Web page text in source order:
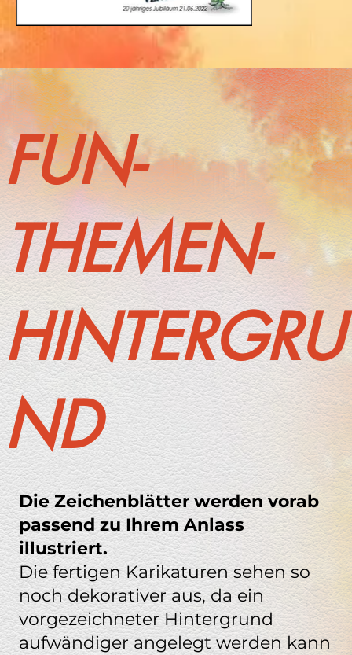
FUN-
THEMEN-
HINTERGRU
ND
Die Zeichenblätter werden vorab
passend zu Ihrem Anlass
illustriert.
Die fertigen Karikaturen sehen so
noch dekorativer aus, da ein
vorgezeichneter Hintergrund
aufwändiger angelegt werden kann